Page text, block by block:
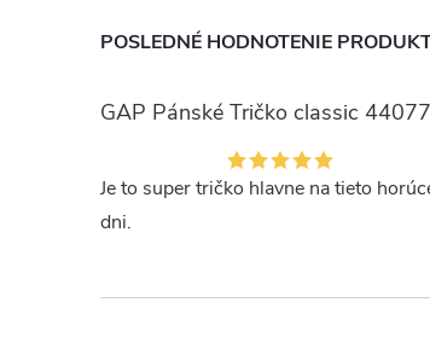
POSLEDNÉ HODNOTENIE
Je to super tričko hlavne na tieto
dni.